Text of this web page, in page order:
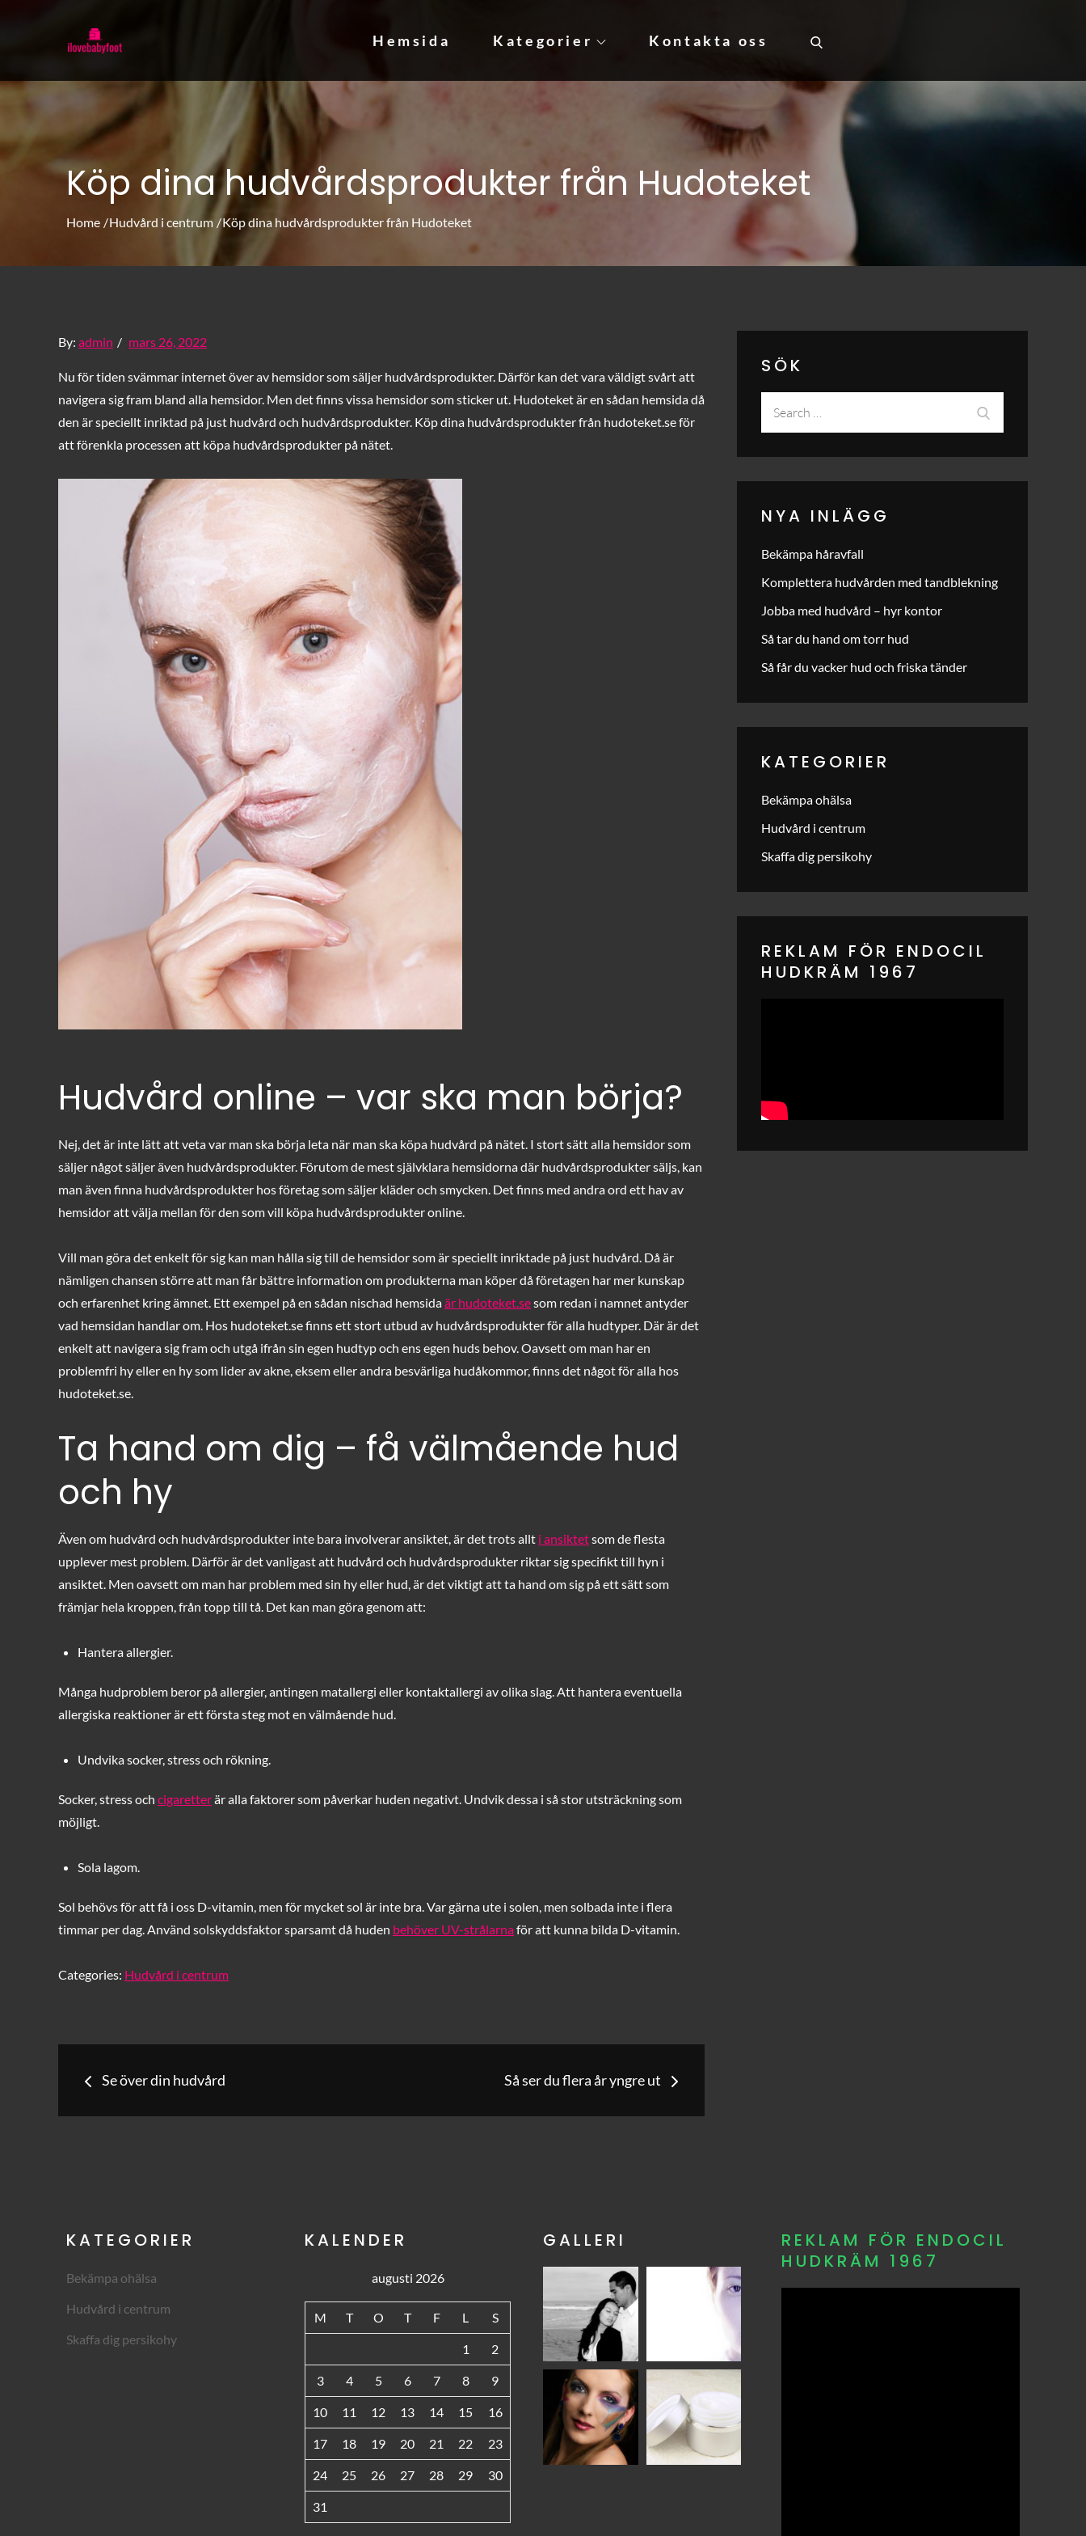
Allt du behöver veta för att hitta rätt hudkräm!
Hemsida Kategorier Kontakta oss
Köp dina hudvårdsprodukter från Hudoteket
Home Hudvård i centrum Köp dina hudvårdsprodukter från Hudoteket
By: admin
Posted
mars 26, 2022
Nu för tiden svämmar internet över av hemsidor som säljer hudvårdsprodukter. Därför kan det vara väldigt svårt att
navigera sig fram bland alla hemsidor. Men det finns vissa hemsidor som sticker ut. Hudoteket är en sådan hemsida då
den är speciellt inriktad på just hudvård och hudvårdsprodukter. Köp dina hudvårdsprodukter från hudoteket.se för
att förenkla processen att köpa hudvårdsprodukter på nätet.
Hudvård online – var ska man börja?
Nej, det är inte lätt att veta var man ska börja leta när man ska köpa hudvård på nätet. I stort sätt alla hemsidor som
säljer något säljer även hudvårdsprodukter. Förutom de mest självklara hemsidorna där hudvårdsprodukter säljs, kan
man även finna hudvårdsprodukter hos företag som säljer kläder och smycken. Det finns med andra ord ett hav av
hemsidor att välja mellan för den som vill köpa hudvårdsprodukter online.
Vill man göra det enkelt för sig kan man hålla sig till de hemsidor som är speciellt inriktade på just hudvård. Då är
nämligen chansen större att man får bättre information om produkterna man köper då företagen har mer kunskap
och erfarenhet kring ämnet. Ett exempel på en sådan nischad hemsidaär hudoteket.sesom redan i namnet antyder
vad hemsidan handlar om. Hos hudoteket.se finns ett stort utbud av hudvårdsprodukter för alla hudtyper. Där är det
enkelt att navigera sig fram och utgå ifrån sin egen hudtyp och ens egen huds behov. Oavsett om man har en
problemfri hy eller en hy som lider av akne, eksem eller andra besvärliga hudåkommor, finns det något för alla hos
hudoteket.se.
Ta hand om dig – få välmående hud
och hy
Även om hudvård och hudvårdsprodukter inte bara involverar ansiktet, är det trots allt i ansiktetsom de flesta
upplever mest problem. Därför är det vanligast att hudvård och hudvårdsprodukter riktar sig specifikt till hyn i
ansiktet. Men oavsett om man har problem med sin hy eller hud, är det viktigt att ta hand om sig på ett sätt som
främjar hela kroppen, från topp till tå. Det kan man göra genom att:
Hantera allergier.
Många hudproblem beror på allergier, antingen matallergi eller kontaktallergi av olika slag. Att hantera eventuella
allergiska reaktioner är ett första steg mot en välmående hud.
Undvika socker, stress och rökning.
Socker, stress och cigaretterär alla faktorer som påverkar huden negativt. Undvik dessa i så stor utsträckning som
möjligt.
Sola lagom.
Sol behövs för att få i oss D-vitamin, men för mycket sol är inte bra. Var gärna ute i solen, men solbada inte i flera
timmar per dag. Använd solskyddsfaktor sparsamt då huden behöver UV-strålarnaför att kunna bilda D-vitamin.
Categories: Hudvård i centrum
Inläggsnavigering
Se över din hudvård Så ser du flera år yngre ut
SÖK
NYA INLÄGG
Bekämpa håravfall
Komplettera hudvården med tandblekning
Jobba med hudvård – hyr kontor
Så tar du hand om torr hud
Så får du vacker hud och friska tänder
KATEGORIER
Bekämpa ohälsa
Hudvård i centrum
Skaffa dig persikohy
REKLAM FÖR ENDOCIL
HUDKRÄM 1967
KATEGORIER
Bekämpa ohälsa
Hudvård i centrum
Skaffa dig persikohy
KALENDER
augusti 2026
M T O T F L S
1 2
3 4 5 6 7 8 9
10 11 12 13 14 15 16
17 18 19 20 21 22 23
24 25 26 27 28 29 30
31
GALLERI
REKLAM FÖR ENDOCIL
HUDKRÄM 1967